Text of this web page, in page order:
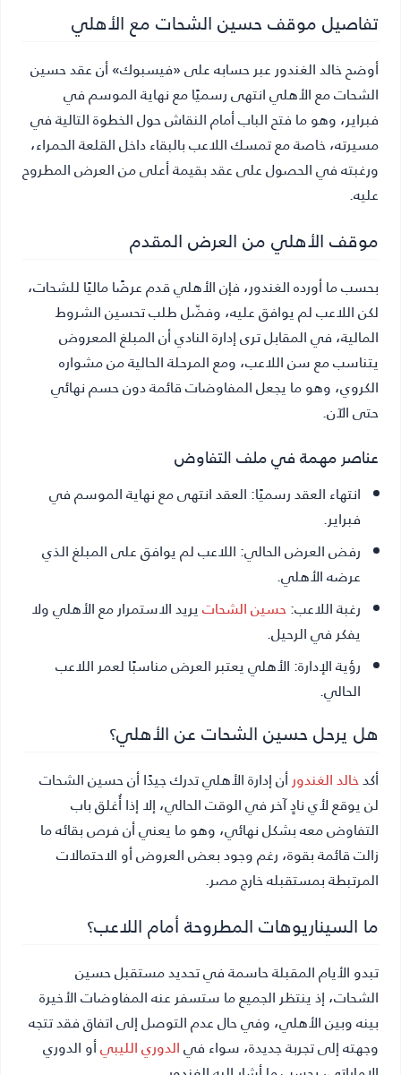
تفاصيل موقف حسين الشحات مع الأهلي
أوضح خالد الغندور عبر حسابه على «فيسبوك» أن عقد حسين
الشحات مع الأهلي انتهى رسميًا مع نهاية الموسم في
فبراير، وهو ما فتح الباب أمام النقاش حول الخطوة التالية في
مسيرته، خاصة مع تمسك اللاعب بالبقاء داخل القلعة الحمراء،
ورغبته في الحصول على عقد بقيمة أعلى من العرض المطروح
عليه.
موقف الأهلي من العرض المقدم
بحسب ما أورده الغندور، فإن الأهلي قدم عرضًا ماليًا للشحات،
لكن اللاعب لم يوافق عليه، وفضّل طلب تحسين الشروط
المالية، في المقابل ترى إدارة النادي أن المبلغ المعروض
يتناسب مع سن اللاعب، ومع المرحلة الحالية من مشواره
الكروي، وهو ما يجعل المفاوضات قائمة دون حسم نهائي
حتى الآن.
عناصر مهمة في ملف التفاوض
انتهاء العقد رسميًا:العقد انتهى مع نهاية الموسم في
فبراير.
رفض العرض الحالي:اللاعب لم يوافق على المبلغ الذي
عرضه الأهلي.
رغبة اللاعب:حسين الشحاتيريد الاستمرار مع الأهلي ولا
يفكر في الرحيل.
رؤية الإدارة:الأهلي يعتبر العرض مناسبًا لعمر اللاعب
الحالي.
هل يرحل حسين الشحات عن الأهلي؟
أكدخالد الغندورأن إدارة الأهلي تدرك جيدًا أن حسين الشحات
لن يوقع لأي نادٍ آخر في الوقت الحالي، إلا إذا أُغلق باب
التفاوض معه بشكل نهائي، وهو ما يعني أن فرص بقائه ما
زالت قائمة بقوة، رغم وجود بعض العروض أو الاحتمالات
المرتبطة بمستقبله خارج مصر.
ما السيناريوهات المطروحة أمام اللاعب؟
تبدو الأيام المقبلة حاسمة في تحديد مستقبل حسين
الشحات، إذ ينتظر الجميع ما ستسفر عنه المفاوضات الأخيرة
بينه وبين الأهلي، وفي حال عدم التوصل إلى اتفاق فقد تتجه
وجهته إلى تجربة جديدة، سواء فيالدوري الليبيأو الدوري